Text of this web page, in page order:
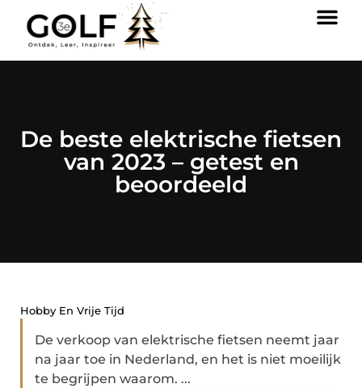
De beste elektrische fietsen
van 2023 – getest en
beoordeeld
Hobby En Vrije Tijd
De verkoop van elektrische fietsen neemt jaar
na jaar toe in Nederland, en het is niet moeilijk
te begrijpen waarom. ...